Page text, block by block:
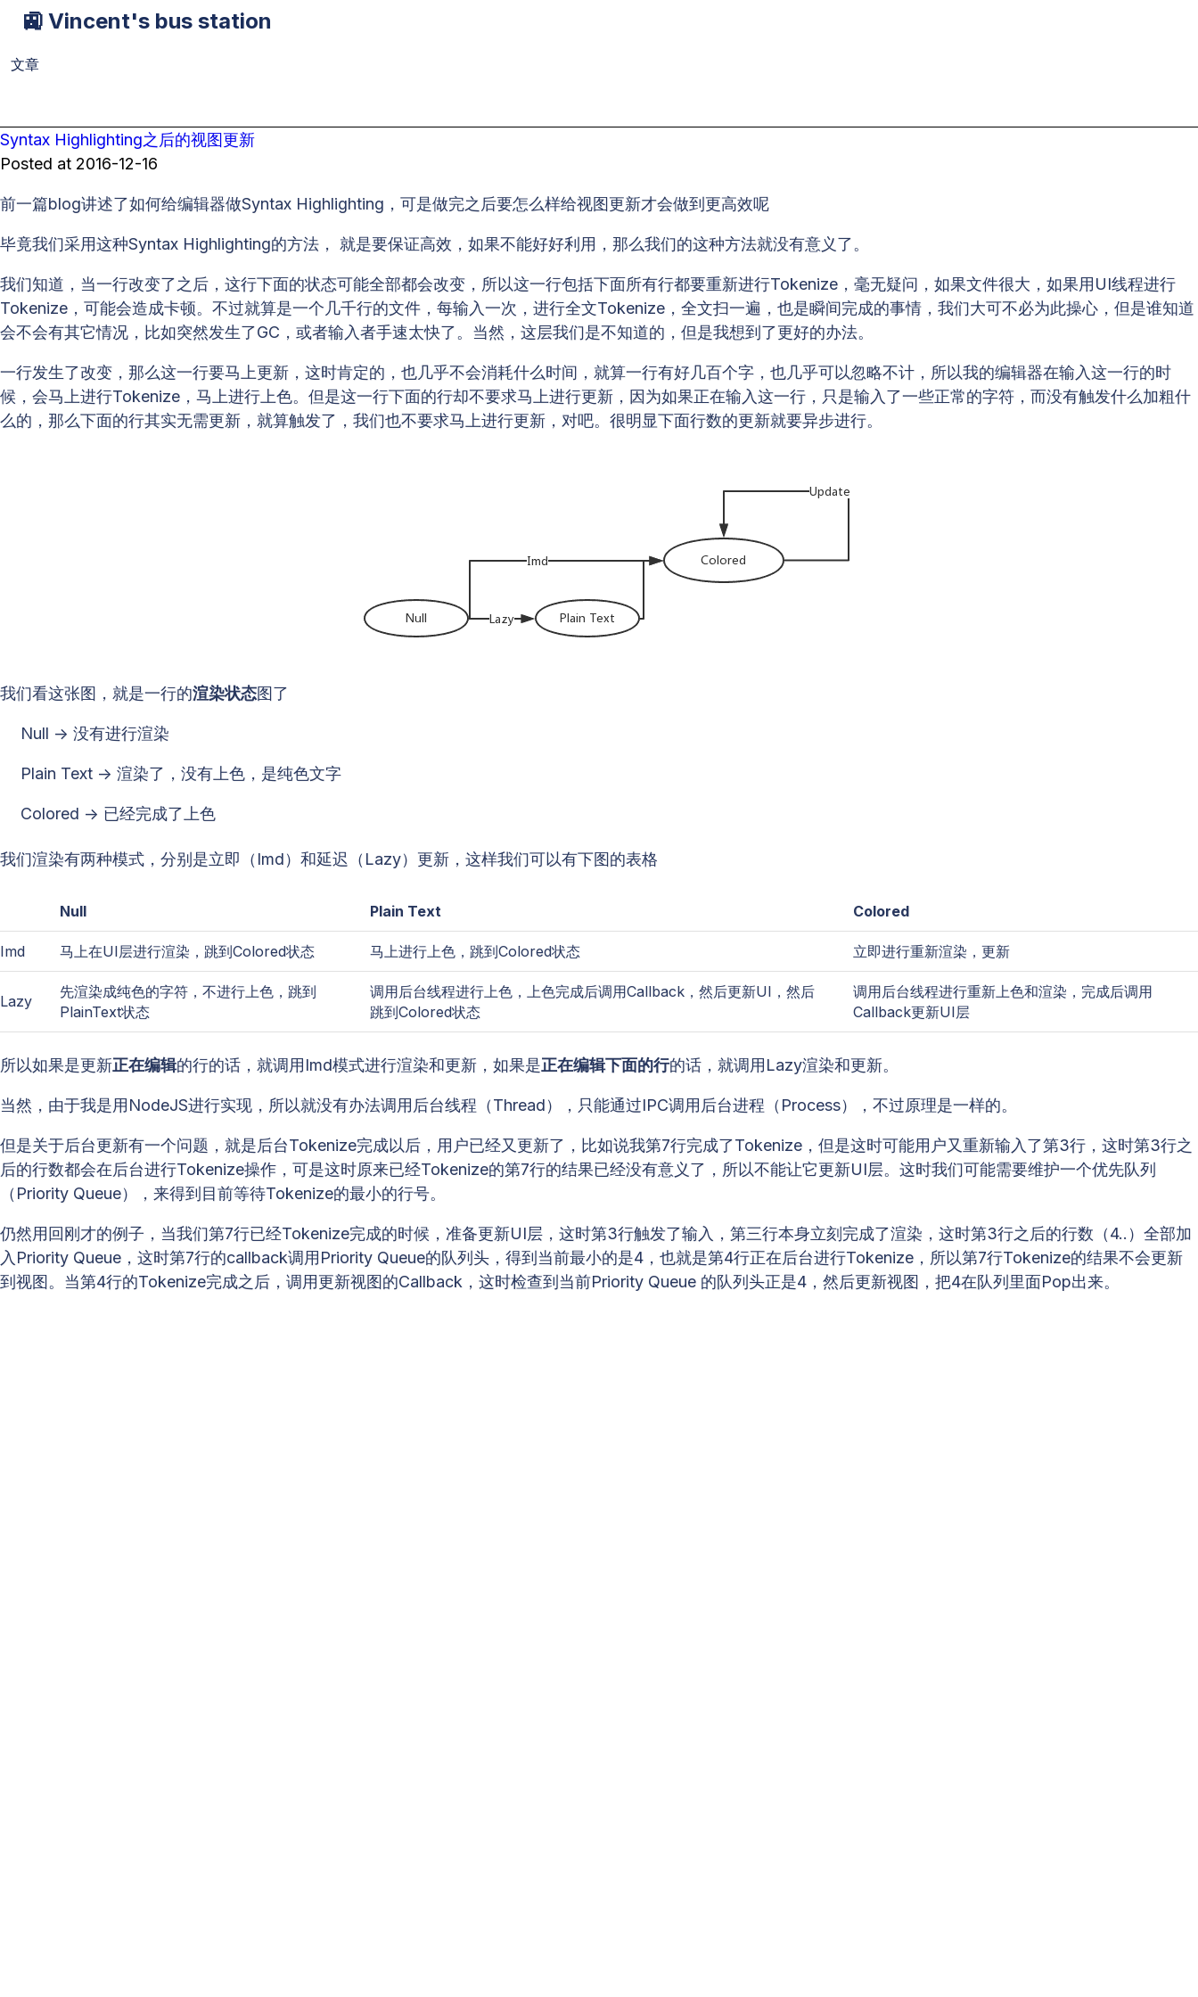
🚉 Vincent's bus station
文章
Syntax Highlighting之后的视图更新
Posted at 2016-12-16
前一篇blog讲述了如何给编辑器做Syntax Highlighting，可是做完之后要怎么样给视图更新才会做到更高效呢
毕竟我们采用这种Syntax Highlighting的方法， 就是要保证高效，如果不能好好利用，那么我们的这种方法就没有意义了。
我们知道，当一行改变了之后，这行下面的状态可能全部都会改变，所以这一行包括下面所有行都要重新进行Tokenize，毫无疑问，如果文件很大，如果用UI线程进行
Tokenize，可能会造成卡顿。不过就算是一个几千行的文件，每输入一次，进行全文Tokenize，全文扫一遍，也是瞬间完成的事情，我们大可不必为此操心，但是谁知道
会不会有其它情况，比如突然发生了GC，或者输入者手速太快了。当然，这层我们是不知道的，但是我想到了更好的办法。
一行发生了改变，那么这一行要马上更新，这时肯定的，也几乎不会消耗什么时间，就算一行有好几百个字，也几乎可以忽略不计，所以我的编辑器在输入这一行的时
候，会马上进行Tokenize，马上进行上色。但是这一行下面的行却不要求马上进行更新，因为如果正在输入这一行，只是输入了一些正常的字符，而没有触发什么加粗什
么的，那么下面的行其实无需更新，就算触发了，我们也不要求马上进行更新，对吧。很明显下面行数的更新就要异步进行。
我们看这张图，就是一行的渲染状态图了
Null -> 没有进行渲染
Plain Text -> 渲染了，没有上色，是纯色文字
Colored -> 已经完成了上色
我们渲染有两种模式，分别是立即（Imd）和延迟（Lazy）更新，这样我们可以有下图的表格
Null Plain Text Colored
Imd 马上在UI层进行渲染，跳到Colored状态 马上进行上色，跳到Colored状态 立即进行重新渲染，更新
Lazy
先渲染成纯色的字符，不进行上色，跳到
PlainText状态
调用后台线程进行上色，上色完成后调用Callback，然后更新UI，然后
跳到Colored状态
调用后台线程进行重新上色和渲染，完成后调用
Callback更新UI层
所以如果是更新正在编辑的行的话，就调用Imd模式进行渲染和更新，如果是正在编辑下面的行的话，就调用Lazy渲染和更新。
当然，由于我是用NodeJS进行实现，所以就没有办法调用后台线程（Thread），只能通过IPC调用后台进程（Process），不过原理是一样的。
但是关于后台更新有一个问题，就是后台Tokenize完成以后，用户已经又更新了，比如说我第7行完成了Tokenize，但是这时可能用户又重新输入了第3行，这时第3行之
后的行数都会在后台进行Tokenize操作，可是这时原来已经Tokenize的第7行的结果已经没有意义了，所以不能让它更新UI层。这时我们可能需要维护一个优先队列
（Priority Queue），来得到目前等待Tokenize的最小的行号。
仍然用回刚才的例子，当我们第7行已经Tokenize完成的时候，准备更新UI层，这时第3行触发了输入，第三行本身立刻完成了渲染，这时第3行之后的行数（4..）全部加
入Priority Queue，这时第7行的callback调用Priority Queue的队列头，得到当前最小的是4，也就是第4行正在后台进行Tokenize，所以第7行Tokenize的结果不会更新
到视图。当第4行的Tokenize完成之后，调用更新视图的Callback，这时检查到当前Priority Queue 的队列头正是4，然后更新视图，把4在队列里面Pop出来。